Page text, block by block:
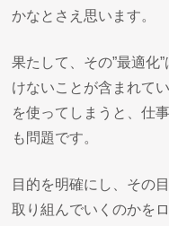
かなとさえ思います。
果たして、その”最適化
けないことが含まれて
を使ってしまうと、仕
も問題です。
目的を明確にし、その
取り組んでいくのかを